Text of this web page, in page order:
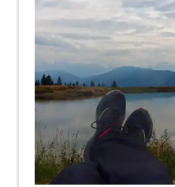
fanty